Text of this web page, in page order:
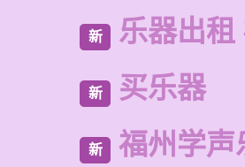
新 乐器出租
新 买乐器
新 福州学声